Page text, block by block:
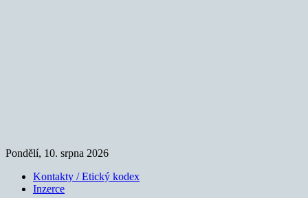
Pondělí, 10. srpna 2026
Kontakty / Etický kodex
Inzerce